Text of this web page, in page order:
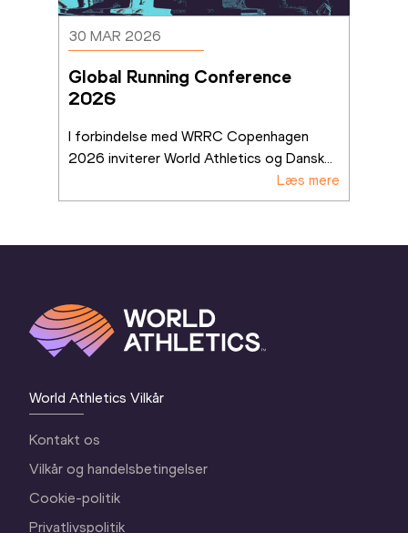
30 MAR 2026
Global Running Conference
2026
I forbindelse med WRRC Copenhagen
2026 inviterer World Athletics og Dansk...
Læs mere
World Athletics Vilkår
Kontakt os
Vilkår og handelsbetingelser
Cookie-politik
Privatlivspolitik